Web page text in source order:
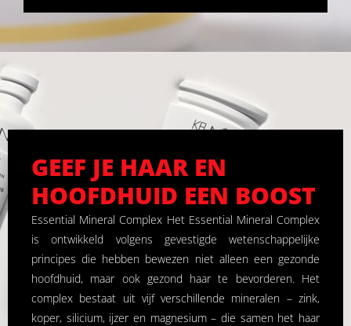
GEEF JE HAAR EN
HOOFDHUID EEN BOOST
Essential Mineral Complex Het Essential Mineral Complex
is ontwikkeld volgens gevestigde wetenschappelijke
principes die hebben bewezen niet alleen een gezonde
hoofdhuid, maar ook gezond haar te bevorderen. Het
complex bestaat uit vijf verschillende mineralen – zink,
koper, silicium, ijzer en magnesium – die samen het haar